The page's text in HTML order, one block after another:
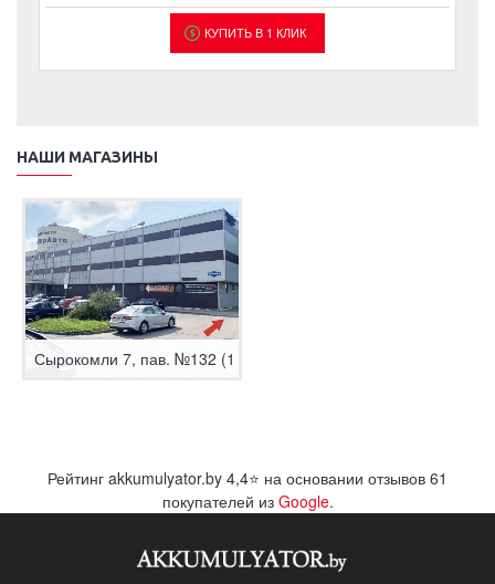
КУПИТЬ В 1 КЛИК
НАШИ МАГАЗИНЫ
Сырокомли 7, пав. №132 (1 этаж)
Рейтинг akkumulyator.by 4,4⭐ на основании отзывов 61
покупателей из Google.